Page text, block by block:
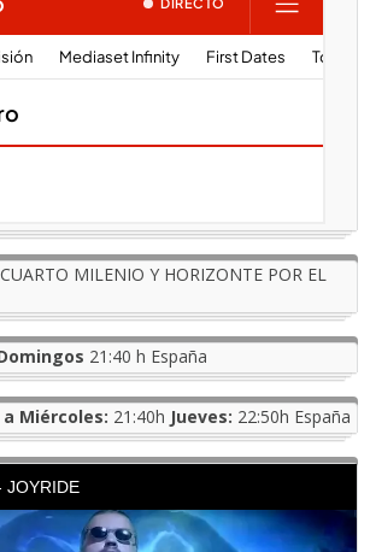
MILENIO Y HORIZONTE POR EL
21:40 h España
a Miércoles: 21:40h Jueves: 22:50h España